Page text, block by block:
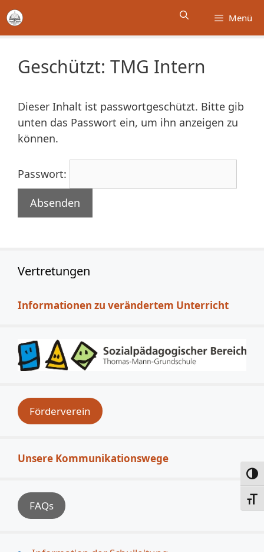
Zum
Inhalt
springen
Menü
Geschützt: TMG Intern
Dieser Inhalt ist passwortgeschützt. Bitte gib
unten das Passwort ein, um ihn anzeigen zu
können.
Passwort:
Vertretungen
Informationen zu verändertem Unterricht
Förderverein
Unsere Kommunikationswege
FAQs